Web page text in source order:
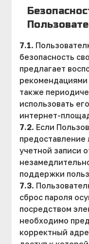
7.1.
безопасность
предлагает
рекомендациями
также
использовать
интернет-
7.2. Если
предоставление
учетной записи
поддержки
7.3.
сброс пароля
посредством
необходимо
корректный